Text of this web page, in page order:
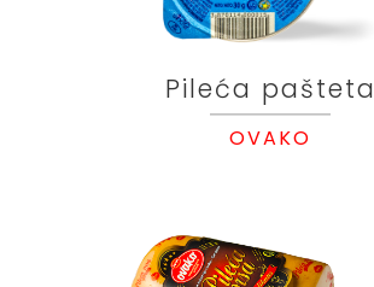
Pileća pašteta
OVAKO